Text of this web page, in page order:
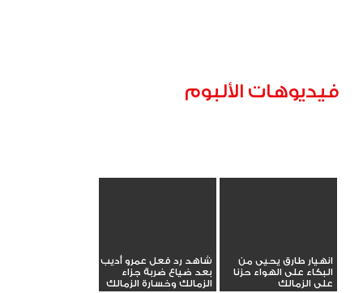
فيديوهات الألبوم
انهيار طارق يحيى من
البكاء على الهواء حزنا
على الزمالك
شاهد رد فعل عمرو أديب
بعد ضياع ضربة جزاء
الزمالك وخسارة الزمالك